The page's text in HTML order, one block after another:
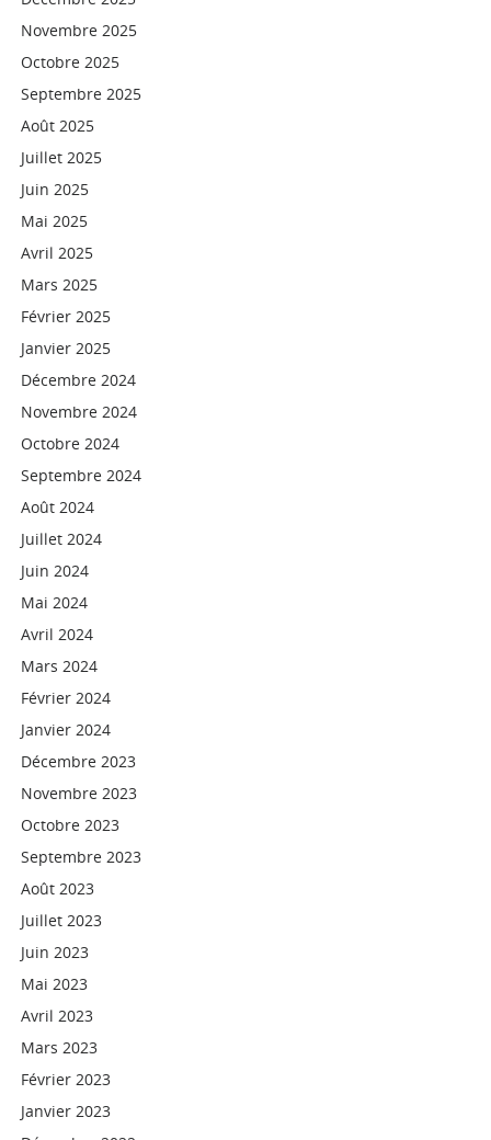
Novembre 2025
Octobre 2025
Septembre 2025
Août 2025
Juillet 2025
Juin 2025
Mai 2025
Avril 2025
Mars 2025
Février 2025
Janvier 2025
Décembre 2024
Novembre 2024
Octobre 2024
Septembre 2024
Août 2024
Juillet 2024
Juin 2024
Mai 2024
Avril 2024
Mars 2024
Février 2024
Janvier 2024
Décembre 2023
Novembre 2023
Octobre 2023
Septembre 2023
Août 2023
Juillet 2023
Juin 2023
Mai 2023
Avril 2023
Mars 2023
Février 2023
Janvier 2023